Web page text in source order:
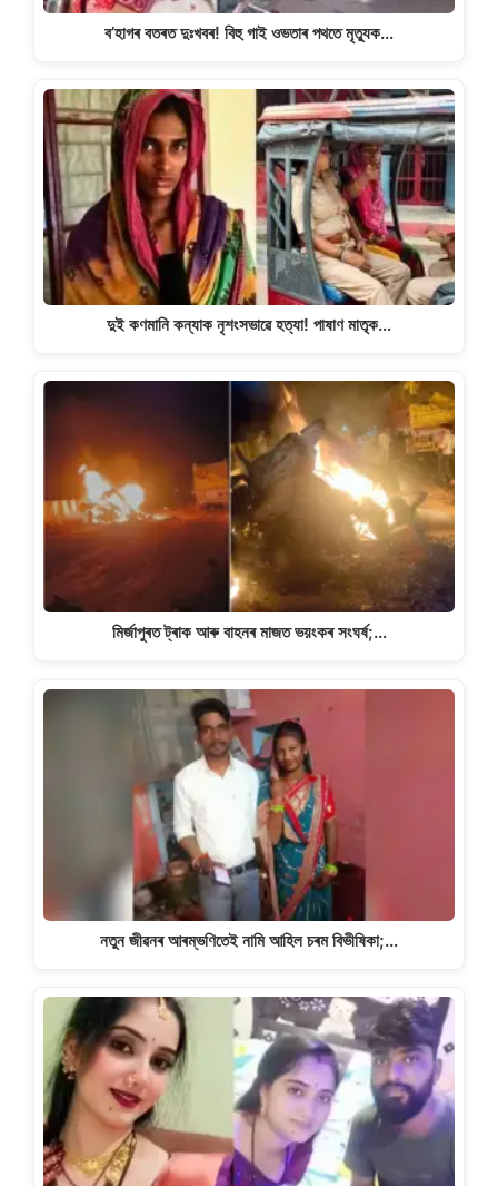
ব’হাগৰ বতৰত দুঃখবৰ! বিহু গাই ওভতাৰ পথতে মৃত্যুক…
দুই কণমানি কন্যাক নৃশংসভাৱে হত্যা! পাষাণ মাতৃক…
মিৰ্জাপুৰত ট্ৰাক আৰু বাহনৰ মাজত ভয়ংকৰ সংঘৰ্ষ;…
নতুন জীৱনৰ আৰম্ভণিতেই নামি আহিল চৰম বিভীষিকা;…